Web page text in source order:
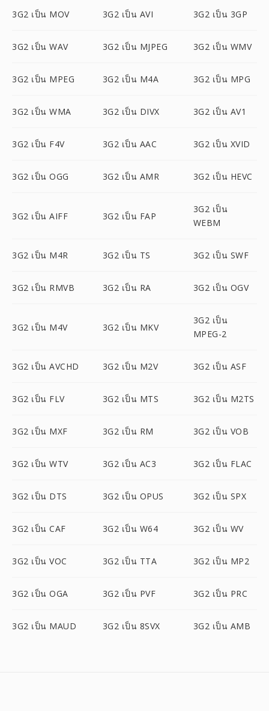
3G2 เป็น MOV 3G2 เป็น AVI 3G2 เป็น 3GP
3G2 เป็น WAV 3G2 เป็น MJPEG 3G2 เป็น WMV
3G2 เป็น MPEG 3G2 เป็น M4A 3G2 เป็น MPG
3G2 เป็น WMA 3G2 เป็น DIVX 3G2 เป็น AV1
3G2 เป็น F4V 3G2 เป็น AAC 3G2 เป็น XVID
3G2 เป็น OGG 3G2 เป็น AMR 3G2 เป็น HEVC
3G2 เป็น AIFF 3G2 เป็น FAP
3G2 เป็น
WEBM
3G2 เป็น M4R 3G2 เป็น TS 3G2 เป็น SWF
3G2 เป็น RMVB 3G2 เป็น RA 3G2 เป็น OGV
3G2 เป็น M4V 3G2 เป็น MKV
3G2 เป็น
MPEG-2
3G2 เป็น AVCHD 3G2 เป็น M2V 3G2 เป็น ASF
3G2 เป็น FLV 3G2 เป็น MTS 3G2 เป็น M2TS
3G2 เป็น MXF 3G2 เป็น RM 3G2 เป็น VOB
3G2 เป็น WTV 3G2 เป็น AC3 3G2 เป็น FLAC
3G2 เป็น DTS 3G2 เป็น OPUS 3G2 เป็น SPX
3G2 เป็น CAF 3G2 เป็น W64 3G2 เป็น WV
3G2 เป็น VOC 3G2 เป็น TTA 3G2 เป็น MP2
3G2 เป็น OGA 3G2 เป็น PVF 3G2 เป็น PRC
3G2 เป็น MAUD 3G2 เป็น 8SVX 3G2 เป็น AMB